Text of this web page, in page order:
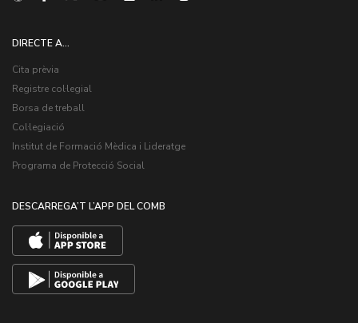
DIRECTE A...
Cita prèvia
Registre col·legial
Borsa de treball
Col·legiació
Institut de Formació Mèdica i Lideratge
Programa de Protecció Social
DESCARREGA’T L’APP DEL COMB